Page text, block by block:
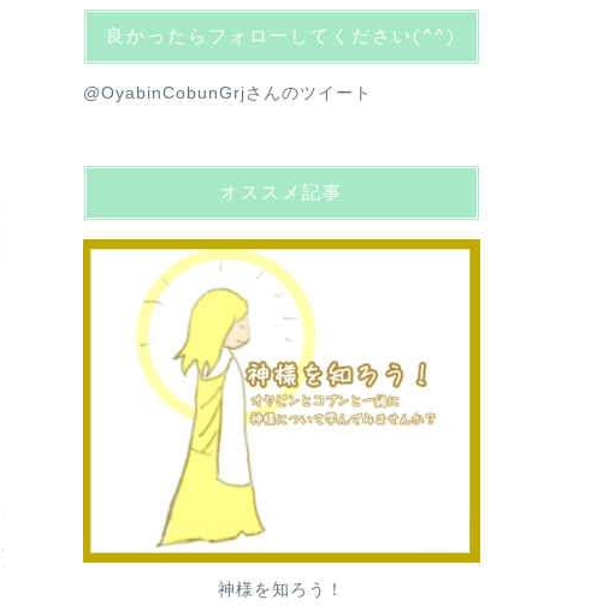
良かったらフォローしてください(^^)
@OyabinCobunGrjさんのツイート
オススメ記事
神様を知ろう！